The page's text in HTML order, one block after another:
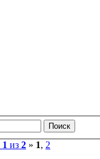
1 из 2 » 1, 2